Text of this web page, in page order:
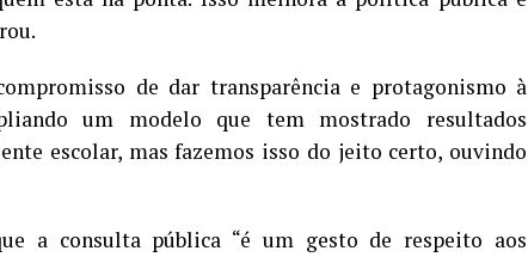
de dar transparência e protagonismo à
um modelo que tem mostrado resultados
escolar, mas fazemos isso do jeito certo, ouvindo
a consulta pública “é um gesto de respeito aos